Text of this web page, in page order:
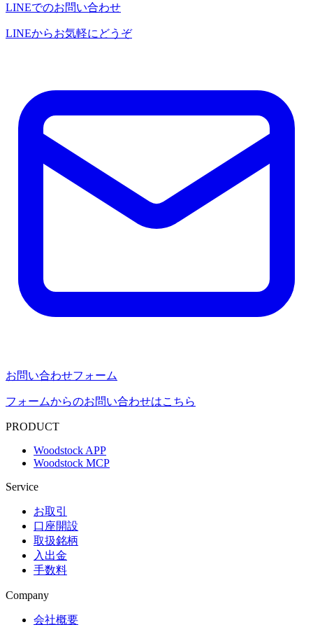
LINEでのお問い合わせ
LINEからお気軽にどうぞ
お問い合わせフォーム
フォームからのお問い合わせはこちら
PRODUCT
Woodstock APP
Woodstock MCP
Service
お取引
口座開設
取扱銘柄
入出金
手数料
Company
会社概要